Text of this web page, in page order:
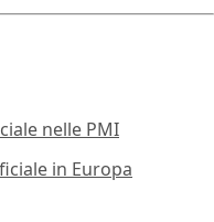
nelle PMI
in Europa